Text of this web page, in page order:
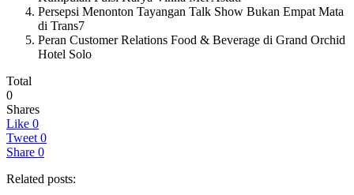
Persepsi Menonton Tayangan Talk Show Bukan Empat Mata
di Trans7
Peran Customer Relations Food & Beverage di Grand Orchid
Hotel Solo
Total
0
Shares
Like 0
Tweet 0
Share 0
Related posts: